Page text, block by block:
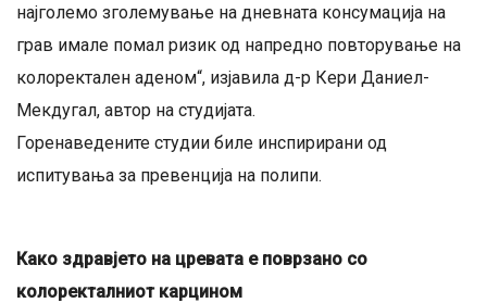
најголемо зголемување на дневната консумација на
грав имале помал ризик од напредно повторување на
колоректален аденом“, изјавила д-р Кери Даниел-
Мекдугал, автор на студијата.
Горенаведените студии биле инспирирани од
испитувања за превенција на полипи.
Како здравјето на цревата е поврзано со
колоректалниот карцином